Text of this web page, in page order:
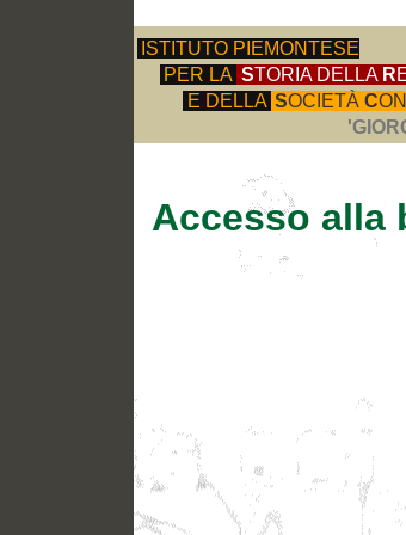
ISTITUTO PIEMONTESE
PER LA STORIA DELLA R
E DELLA SOCIETÀ C
Accesso alla